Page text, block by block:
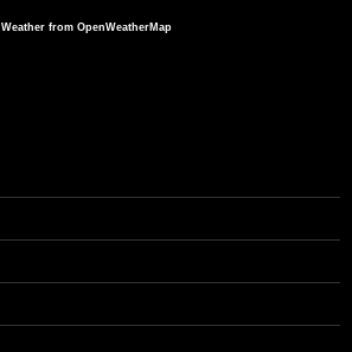
Weather from OpenWeatherMap